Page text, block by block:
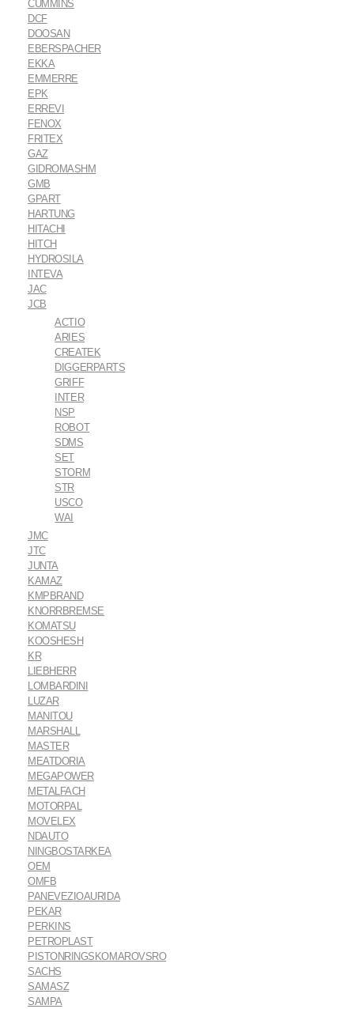
CUMMINS
DCF
DOOSAN
EBERSPACHER
EKKA
EMMERRE
EPK
ERREVI
FENOX
FRITEX
GAZ
GIDROMASHM
GMB
GPART
HARTUNG
HITACHI
HITCH
HYDROSILA
INTEVA
JAC
JCB
ACTIO
ARIES
CREATEK
DIGGERPARTS
GRIFF
INTER
NSP
ROBOT
SDMS
SET
STORM
STR
USCO
WAI
JMC
JTC
JUNTA
KAMAZ
KMPBRAND
KNORRBREMSE
KOMATSU
KOOSHESH
KR
LIEBHERR
LOMBARDINI
LUZAR
MANITOU
MARSHALL
MASTER
MEATDORIA
MEGAPOWER
METALFACH
MOTORPAL
MOVELEX
NDAUTO
NINGBOSTARKEA
OEM
OMFB
PANEVEZIOAURIDA
PEKAR
PERKINS
PETROPLAST
PISTONRINGSKOMAROVSRO
SACHS
SAMASZ
SAMPA